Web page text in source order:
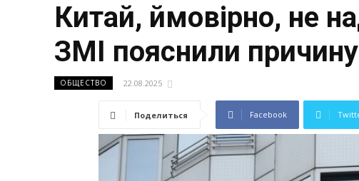
Китай, ймовірно, не
ЗМІ пояснили причину
ОБЩЕСТВО 22.08.2025
Поделиться Facebook